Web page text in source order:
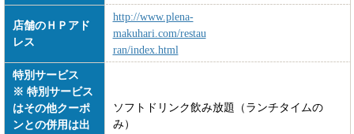
店舗のＨＰアド
レス
http://www.plena-
makuhari.com/restau
ran/index.html
特別サービス
※ 特別サービス
はその他クーポ
ンとの併用は出
ソフトドリンク飲み放題（ランチタイムの
み）